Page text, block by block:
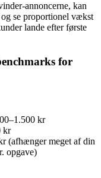
annoncerne, kan
se proportionel vækst
lande efter første
for
kr
kr
(afhænger meget af din
opgave)